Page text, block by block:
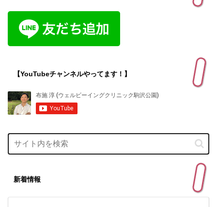
【YouTubeチャンネルやってます！】
新着情報